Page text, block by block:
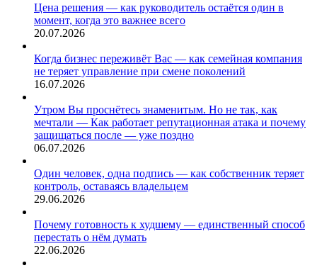
Цена решения — как руководитель остаётся один в
момент, когда это важнее всего
20.07.2026
Когда бизнес переживёт Вас — как семейная компания
не теряет управление при смене поколений
16.07.2026
Утром Вы проснётесь знаменитым. Но не так, как
мечтали — Как работает репутационная атака и почему
защищаться после — уже поздно
06.07.2026
Один человек, одна подпись — как собственник теряет
контроль, оставаясь владельцем
29.06.2026
Почему готовность к худшему — единственный способ
перестать о нём думать
22.06.2026